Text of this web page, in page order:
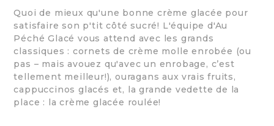
Quoi de mieux qu'une bonne crème glacée pour
satisfaire son p'tit côté sucré! L'équipe d'Au
Péché Glacé vous attend avec les grands
classiques : cornets de crème molle enrobée (ou
pas – mais avouez qu'avec un enrobage, c’est
tellement meilleur!), ouragans aux vrais fruits,
cappuccinos glacés et, la grande vedette de la
place : la crème glacée roulée!